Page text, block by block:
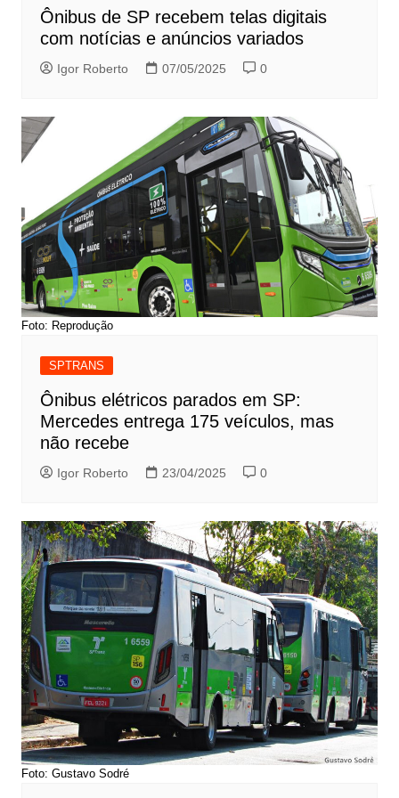
Ônibus de SP recebem telas digitais
com notícias e anúncios variados
Igor Roberto 07/05/2025 0
Foto: Reprodução
SPTRANS
Ônibus elétricos parados em SP:
Mercedes entrega 175 veículos, mas
não recebe
Igor Roberto 23/04/2025 0
Foto: Gustavo Sodré